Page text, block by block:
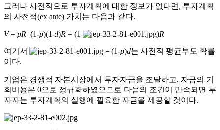
그러나 사전적으로 투자계획에 대한 정보가 없다면, 투자계획
의 사전적(ex ante) 가치는 다음과 같다.
V= pR+(1-p)(1-d)R = (1- )R
여기서 = (1-p)d는 사전적 평균부도 확률
이다.
기업은 경쟁적 자본시장에서 투자자금을 조달하고, 자금의 기
회비용은 0으로 정규화하였으므로 다음의 조건이 만족되면 투
자자는 투자계획의 실행에 필요한 자금을 제공할 것이다.